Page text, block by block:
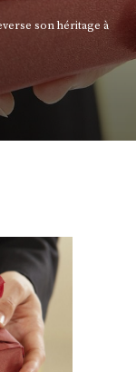
son héritage à